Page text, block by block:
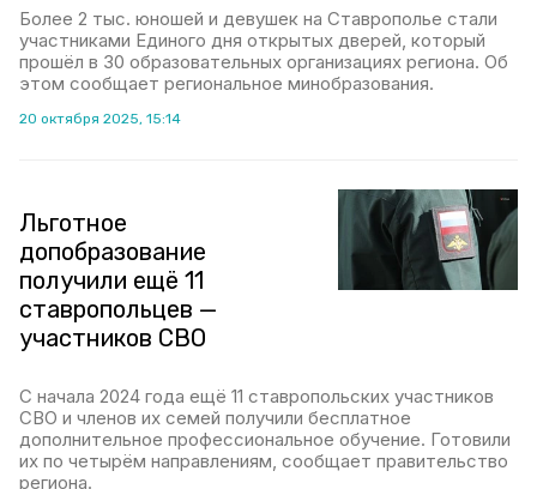
Более 2 тыс. юношей и девушек на Ставрополье стали
участниками Единого дня открытых дверей, который
прошёл в 30 образовательных организациях региона. Об
этом сообщает региональное минобразования.
20 октября 2025, 15:14
Льготное
допобразование
получили ещё 11
ставропольцев —
участников СВО
С начала 2024 года ещё 11 ставропольских участников
СВО и членов их семей получили бесплатное
дополнительное профессиональное обучение. Готовили
их по четырём направлениям, сообщает правительство
региона.